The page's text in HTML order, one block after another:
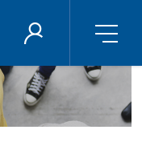
PLUS